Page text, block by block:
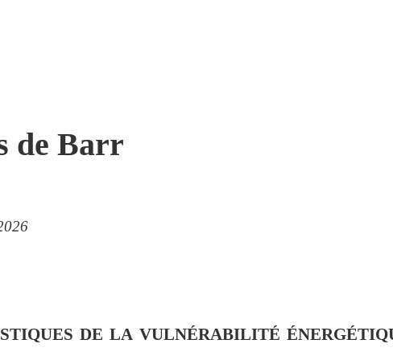
de Barr
de la vulnérabilité